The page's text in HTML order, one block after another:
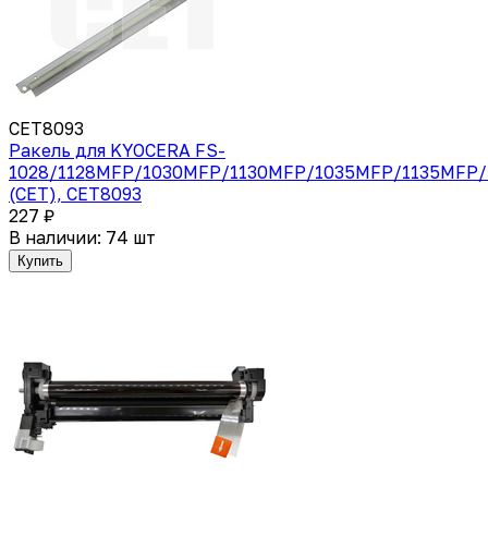
CET8093
Ракель для KYOCERA FS-
1028/1128MFP/1030MFP/1130MFP/1035MFP/
(CET), CET8093
227 ₽
В наличии: 74 шт
Купить